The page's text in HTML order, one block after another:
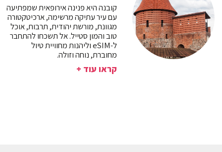
קובנה היא פנינה אירופאית שמפתיעה
עם עיר עתיקה מרשימה, ארכיטקטורה
מגוונת, מורשת יהודית, תרבות, אוכל
טוב והמון סטייל. אל תשכחו להתחבר
ל-eSIM וליהנות מחוויית טיול
מחוברת, נוחה וזולה.
קראו עוד +